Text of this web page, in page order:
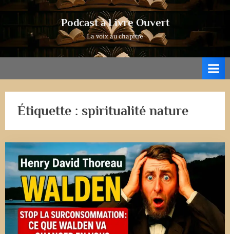
Podcast à Livre Ouvert
La voix au chapitre
Étiquette : spiritualité nature